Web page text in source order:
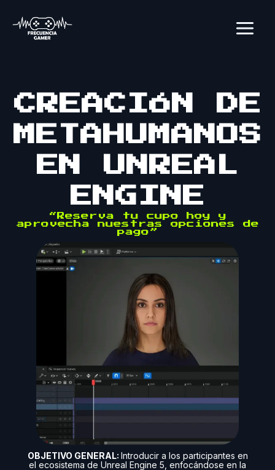
contenido
CREACIÓN DE
METAHUMANOS
EN UNREAL
ENGINE
“Reserva tu cupo hoy y
aprovecha nuestras opciones de
pago”
OBJETIVO GENERAL: Introducir a los participantes en
el ecosistema de Unreal Engine 5, enfocándose en la